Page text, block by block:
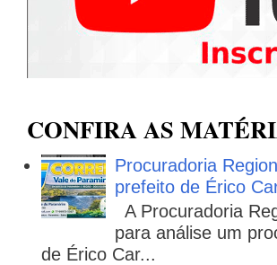
CONFIRA AS
Procuradoria
prefeito de Érico
A Procuradoria
para análise um
de Érico Car...